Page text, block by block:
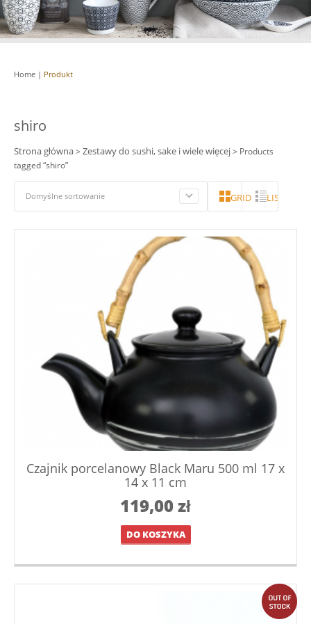
Home | Produkt
shiro
Strona główna> Zestawy do sushi, sake i wiele więcej> Products
tagged “shiro”
Domyślne sortowanie GRID LISTA
Czajnik porcelanowy Black Maru 500 ml 17 x
14 x 11 cm
119,00zł
DO KOSZYKA